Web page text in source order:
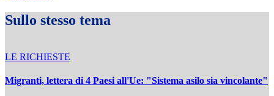
Sullo stesso tema
LE RICHIESTE
Migranti, lettera di 4 Paesi all'Ue: "Sistema asilo sia vincolante"